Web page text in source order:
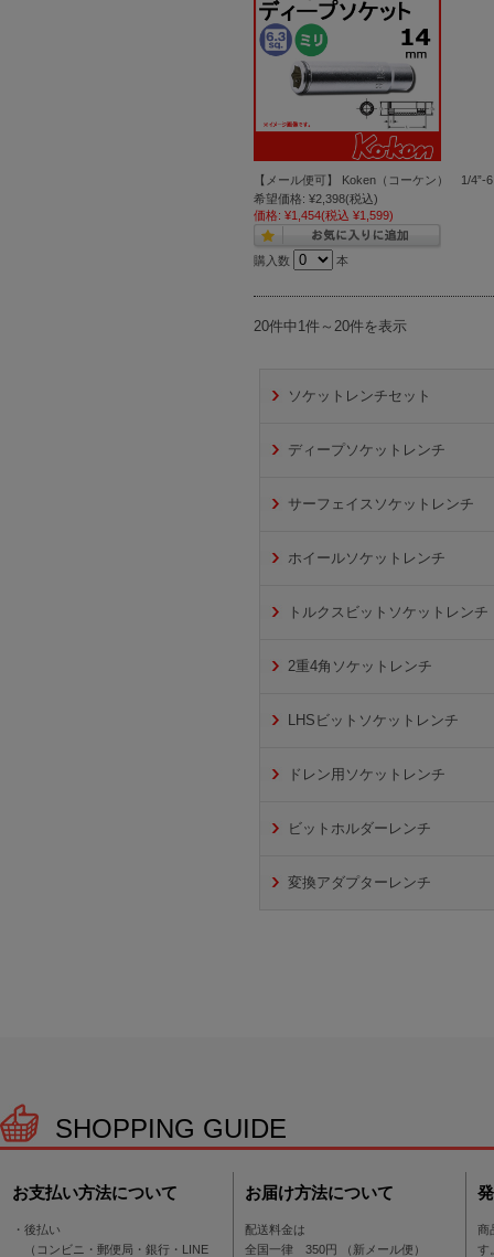
【メール便可】 Koken（コーケン） 1/
希望価格: ¥2,398(税込)
価格: ¥1,454(税込 ¥1,599)
購入数 本
20件中1件～20件を表示
ソケットレンチセット
ディープソケットレンチ
サーフェイスソケットレンチ
ホイールソケットレンチ
トルクスビットソケットレンチ
2重4角ソケットレンチ
LHSビットソケットレンチ
ドレン用ソケットレンチ
ビットホルダーレンチ
変換アダプターレンチ
SHOPPING GUIDE
お支払い方法について
・後払い
（コンビニ・郵便局・銀行・LINE
お届け方法について
配送料金は
全国一律 350円 （新メール便）
商
す